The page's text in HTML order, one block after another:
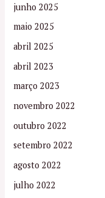
junho 2025
maio 2025
abril 2025
abril 2023
março 2023
novembro 2022
outubro 2022
setembro 2022
agosto 2022
julho 2022